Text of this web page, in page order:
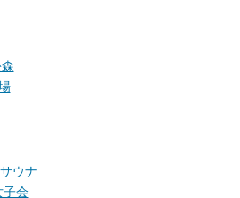
サウナ
子会